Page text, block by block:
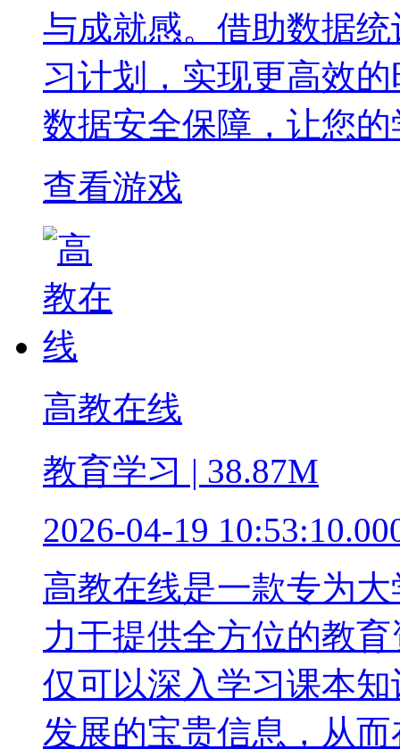
与成就感。借助数据
习计划，实现更高效
数据安全保障，让您
查看游戏
高教在线
教育学习 | 38.87M
2026-04-19
高教在线是一款专为
力于提供全方位的教
仅可以深入学习课本
发展的宝贵信息，从